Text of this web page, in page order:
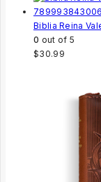
Biblia Reina
0 out of 5
$30.99